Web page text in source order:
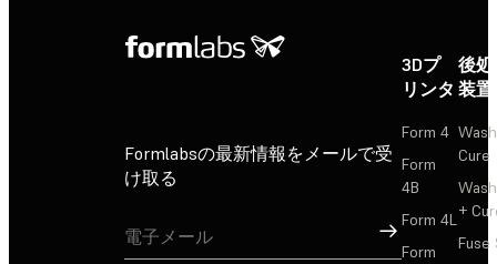
Formlabsの最新情報をメールで受
け取る
サインアップ
3Dプ
リンタ
Form 4
Form
4B
Form 4L
Form
後
装置
Cure
+
Fuse